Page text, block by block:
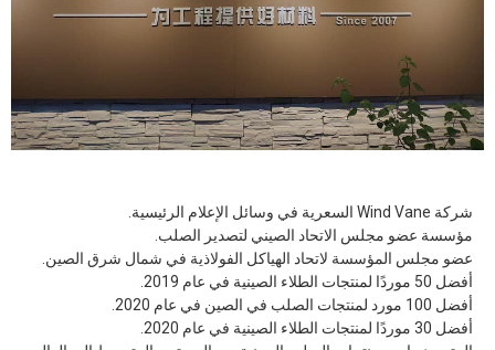
شركة Wind Vane السعرية في وسائل الإعلام الرئيسية.
مؤسسة عضو مجلس الاتحاد الصيني لتصدير الصلب.
عضو مجلس المؤسسة لاتحاد الهياكل الفولاذية في شمال شرق الصين.
أفضل 50 موردًا لمنتجات الطلاء الصينية في عام 2019.
أفضل 100 مورد لمنتجات الصلب في الصين في عام 2020.
أفضل 30 موردًا لمنتجات الطلاء الصينية في عام 2020.